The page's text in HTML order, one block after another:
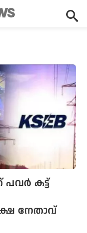
കട്ട്‌
നേതാവ്